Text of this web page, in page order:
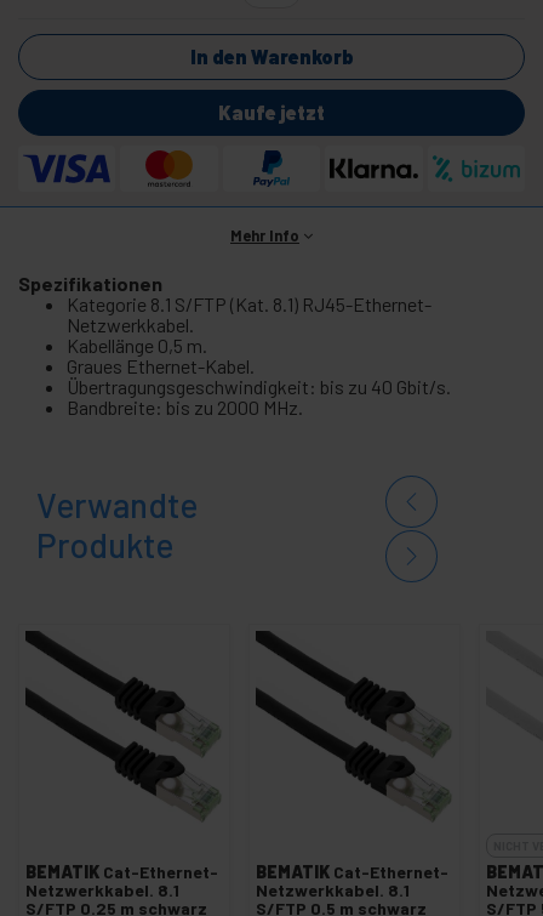
In den Warenkorb
Kaufe jetzt
Mehr Info
Spezifikationen
Kategorie 8.1 S/FTP (Kat. 8.1) RJ45-Ethernet-
Netzwerkkabel.
Kabellänge 0,5 m.
Graues Ethernet-Kabel.
Übertragungsgeschwindigkeit: bis zu 40 Gbit/s.
Bandbreite: bis zu 2000 MHz.
Verwandte
Produkte
BEMATIK Cat-Ethernet-
Netzwerkkabel. 8.1
S/FTP 0.25 m schwarz
BEMATIK Cat-Ethernet-
Netzwerkkabel. 8.1
S/FTP 0.5 m schwarz
S/FTP